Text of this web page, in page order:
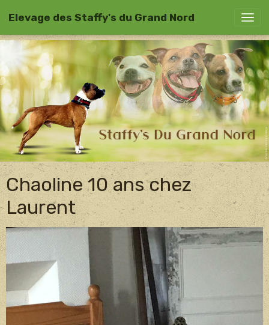
Elevage des Staffy's du Grand Nord
Chaoline 10 ans chez
Laurent